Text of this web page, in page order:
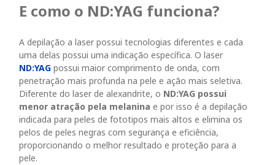
E como o ND:YAG funciona?
A depilação a laser possui tecnologias diferentes e cada
uma delas possui uma indicação específica. O laser
ND:YAG possui maior comprimento de onda, com
penetração mais profunda na pele e ação mais seletiva.
Diferente do laser de alexandrite, o ND:YAG possui
menor atração pela melanina e por isso é a depilação
indicada para peles de fototipos mais altos e elimina os
pelos de peles negras com segurança e eficiência,
proporcionando o melhor resultado e proteção para a
pele.